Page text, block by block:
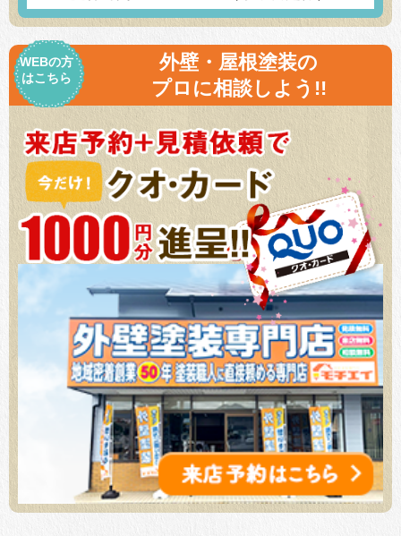
WEBの方
はこちら
外壁・屋根塗装の
プロに相談しよう!!